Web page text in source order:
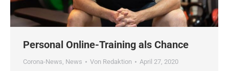
Personal Online-Training als Chance
Corona-News, News Von Redaktion April 27, 2020